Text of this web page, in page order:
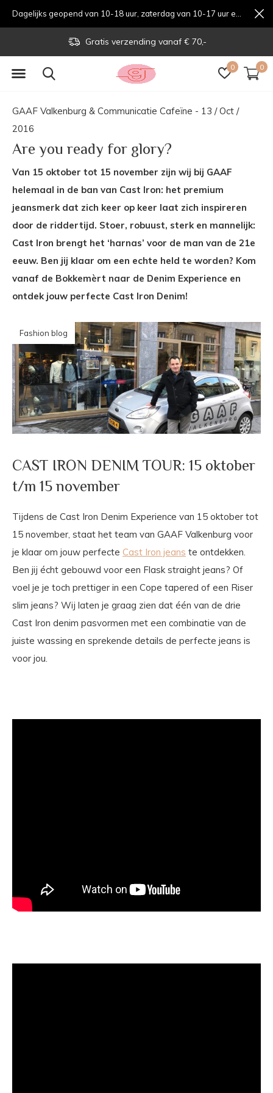
0 0
Voor 10.00 uur besteld, vandaag verstuurd
GAAF Valkenburg & Communicatie Cafeïne - 13 / Oct /
2016
Are you ready for glory?
Van 15 oktober tot 15 november zijn wij bij GAAF
helemaal in de ban van Cast Iron: het premium
jeansmerk dat zich keer op keer laat zich inspireren
door de riddertijd. Stoer, robuust, sterk en mannelijk:
Cast Iron brengt het ‘harnas’ voor de man van de 21e
eeuw. Ben jij klaar om een echte held te worden? Kom
vanaf de Bokkemèrt naar de Denim Experience en
ontdek jouw perfecte Cast Iron Denim!
Fashion blog
CAST IRON DENIM TOUR: 15 oktober
t/m 15 november
Tijdens de Cast Iron Denim Experience van 15 oktober tot
15 november, staat het team van GAAF Valkenburg voor
je klaar om jouw perfecte Cast Iron jeans te ontdekken.
Ben jij écht gebouwd voor een Flask straight jeans? Of
voel je je toch prettiger in een Cope tapered of een Riser
slim jeans? Wij laten je graag zien dat één van de drie
Cast Iron denim pasvormen met een combinatie van de
juiste wassing en sprekende details de perfecte jeans is
voor jou.